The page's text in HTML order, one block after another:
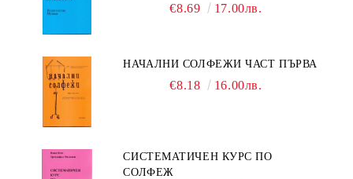
€8.69 17.00лв.
НАЧАЛНИ СОЛФЕЖИ ЧАСТ ПЪРВА
€8.18 16.00лв.
СИСТЕМАТИЧЕН КУРС ПО
СОЛФЕЖ